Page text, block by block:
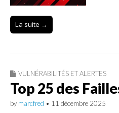
La suite →
VULNÉRABILITÉS ET ALERTES
Top 25 des
by marcfred • 11 décembre 2025